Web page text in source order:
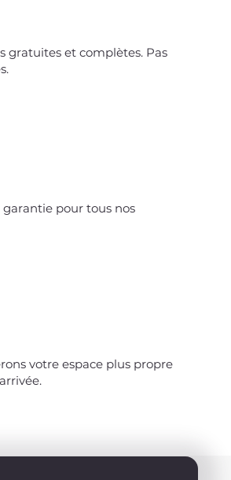
gratuites et complètes. Pas
pour tous nos
votre espace plus propre